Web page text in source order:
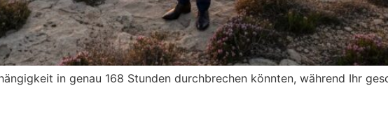
in genau 168 Stunden durchbrechen könnten, während Ihr